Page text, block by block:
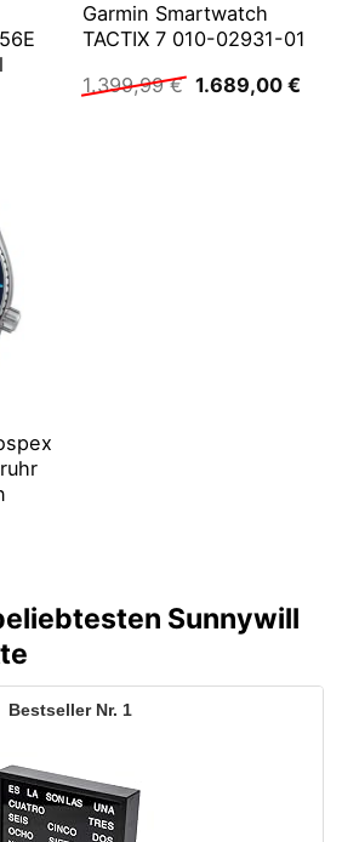
Garmin Smartwatch
TACTIX 7 010-02931-01
1.399,99€ Ursprünglicher
1.689,00 €
Sunnywill
1